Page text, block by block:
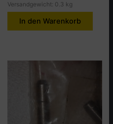
Versandgewicht: 0.3 kg
In den Warenkorb